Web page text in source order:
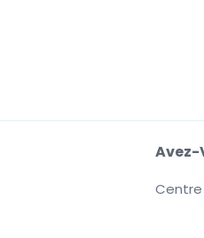
Avez-